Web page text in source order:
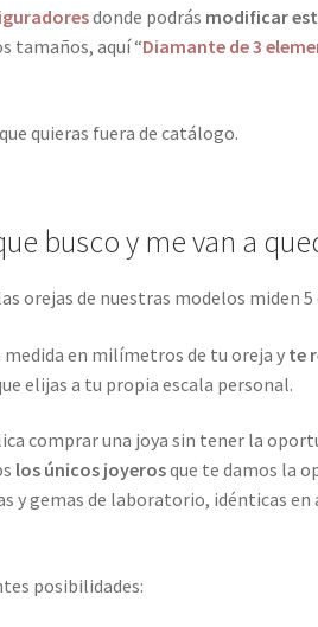
donde podrás modificar
tamaños, aquí “Diamante de 3
quieras fuera de catálogo.
busco y me van a
orejas de nuestras modelos miden 5
medida en milímetros de tu oreja y te
elijas a tu propia escala personal.
comprar una joya sin tener la
los únicos joyerosque te damos la
y gemas de laboratorio, idénticas en
posibilidades: